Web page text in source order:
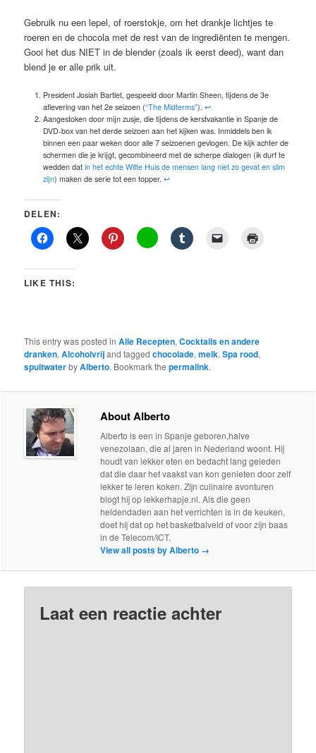
Gebruik nu een lepel, of roerstokje, om het drankje lichtjes te
roeren en de chocola met de rest van de ingrediënten te mengen.
Gooi het dus NIET in de blender (zoals ik eerst deed), want dan
blend je er alle prik uit.
President Josiah Bartlet, gespeeld door Martin Sheen, tijdens de 3e
aflevering van het 2e seizoen (“The Midterms”).↩
Aangestoken door mijn zusje, die tijdens de kerstvakantie in Spanje de
DVD-box van het derde seizoen aan het kijken was. Inmiddels ben ik
binnen een paar weken door alle 7 seizoenen gevlogen. De kijk achter de
schermen die je krijgt, gecombineerd met de scherpe dialogen (ik durf te
wedden datin het echte Witte Huis de mensen lang niet zo gevat en slim
zijn) maken de serie tot een topper.↩
DELEN:
LIKE THIS:
This entry was posted inAlle Recepten,Cocktails en andere
dranken,Alcoholvrijand taggedchocolade,melk,Spa rood,
spuitwaterbyAlberto. Bookmark thepermalink.
About Alberto
Alberto is een in Spanje geboren,halve
venezolaan, die al jaren in Nederland woont. Hij
houdt van lekker eten en bedacht lang geleden
dat die daar het vaakst van kon genieten door zelf
lekker te leren koken. Zijn culinaire avonturen
blogt hij op lekkerhapje.nl. Als die geen
heldendaden aan het verrichten is in de keuken,
doet hij dat op het basketbalveld of voor zijn baas
in de Telecom/ICT.
View all posts by Alberto →
Laat een reactie achter